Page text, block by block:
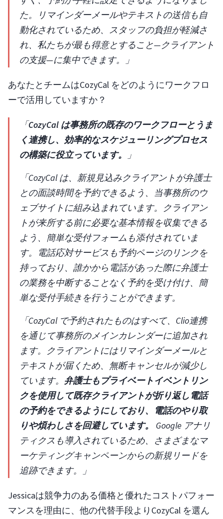
た。リマインダーメールやテキストの送信も自
動化されているため、スタッフの負担が軽減さ
れ、私たちが最も得意とすること—クライアント
の支援—に集中できます。」
あなたとチームはCozyCal をどのようにワークフロ
ーで活用していますか？
「CozyCal は事務所の既存のワークフローとうま
く連携し、効率的なスケジューリングプロセス
の構築に役立っています。
」
「CozyCal は、新規見込みクライアントが弁護士
との面談時間を予約できるよう、当事務所のウ
ェブサイトに組み込まれています。クライアン
トが来所する前に必要な基本情報を収集できる
よう、簡単な受付フォームも添付されていま
す。電話応対サービスも予約ページのリンクを
持っており、誰かから電話があった際に弁護士
の業務を中断することなく予約を受け付け、簡
単な受付手続きを行うことができます。
「CozyCal で予約されたものはすべて、Clio連携
を通じて事務所のメインカレンダーに追加され
ます。クライアントにはリマインダーメールと
テキストが届くため、無断キャンセルが減少し
ています。 弁護士もプライベートイベントリン
クを使用して既存クライアントが折り返し電話
の予約をできるようにしており、電話のやり取
りや煩わしさを回避しています。
Google アナリ
ティクスも導入されているため、さまざまなマ
ーケティングキャンペーンからの新規リードを
追跡できます。」
Jessicaは競争力のある価格と優れたコストパフォー
マンスを理由に、他の代替手段よりCozyCal を選ん